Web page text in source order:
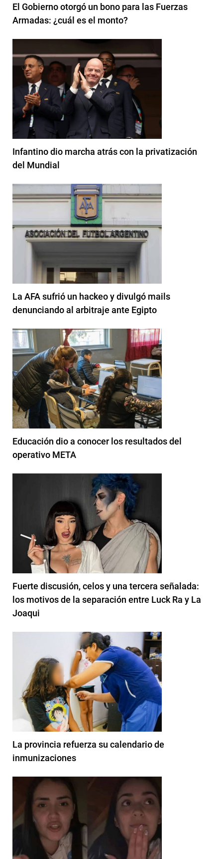
El Gobierno otorgó un bono para las Fuerzas
Armadas: ¿cuál es el monto?
Infantino dio marcha atrás con la privatización
del Mundial
La AFA sufrió un hackeo y divulgó mails
denunciando al arbitraje ante Egipto
Educación dio a conocer los resultados del
operativo META
Fuerte discusión, celos y una tercera señalada:
los motivos de la separación entre Luck Ra y La
Joaqui
La provincia refuerza su calendario de
inmunizaciones